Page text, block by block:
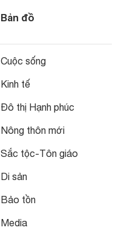
Bản đồ
Cuộc sống
Kinh tế
Đô thị Hạnh phúc
Nông thôn mới
Sắc tộc-Tôn giáo
Di sản
Bảo tồn
Media